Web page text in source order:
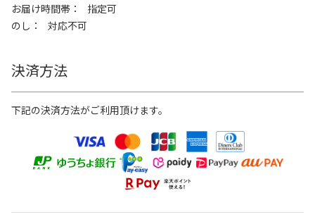
お届け時間帯
指定可
のし
対応不可
決済方法
下記の決済方法がご利用頂けます。